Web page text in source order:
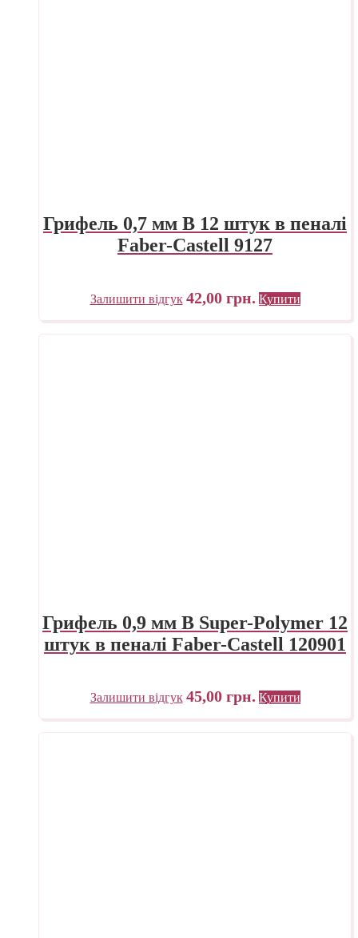
Грифель 0,7 мм B 12 штук в пеналі
Faber-Castell 9127
Залишити відгук 42,00 грн. Купити
Грифель 0,9 мм B Super-Polymer 12
штук в пеналі Faber-Castell 120901
Залишити відгук 45,00 грн. Купити